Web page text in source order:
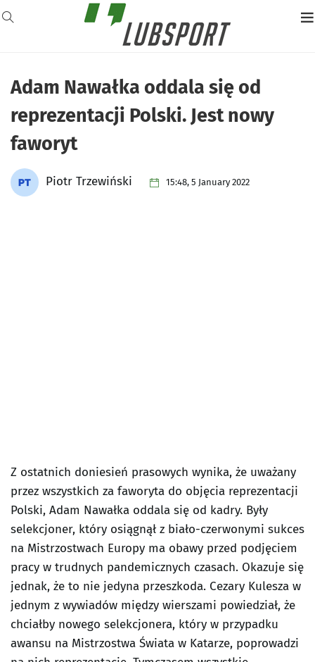
Adam Nawałka oddala się od
reprezentacji Polski. Jest nowy
faworyt
Piotr Trzewiński 15:48, 5 January 2022
Z ostatnich doniesień prasowych wynika, że uważany
przez wszystkich za faworyta do objęcia reprezentacji
Polski, Adam Nawałka oddala się od kadry. Były
selekcjoner, który osiągnął z biało-czerwonymi sukces
na Mistrzostwach Europy ma obawy przed podjęciem
pracy w trudnych pandemicznych czasach. Okazuje się
jednak, że to nie jedyna przeszkoda. Cezary Kulesza w
jednym z wywiadów między wierszami powiedział, że
chciałby nowego selekcjonera, który w przypadku
awansu na Mistrzostwa Świata w Katarze, poprowadzi